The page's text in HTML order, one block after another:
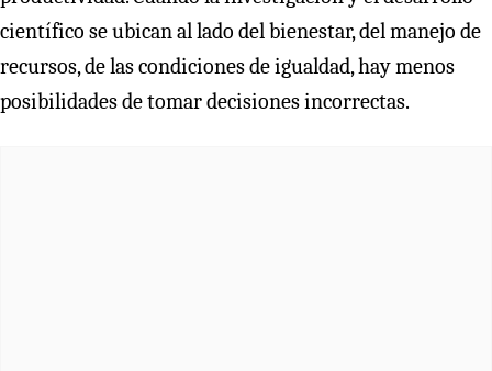
científico se ubican al lado del bienestar, del manejo de
recursos, de las condiciones de igualdad, hay menos
posibilidades de tomar decisiones incorrectas.